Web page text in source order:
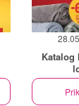
Katalog